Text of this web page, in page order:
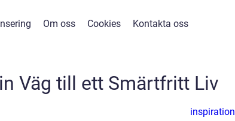
Om oss Cookies Kontakta oss
Väg till ett Smärtfritt Liv
inspiration